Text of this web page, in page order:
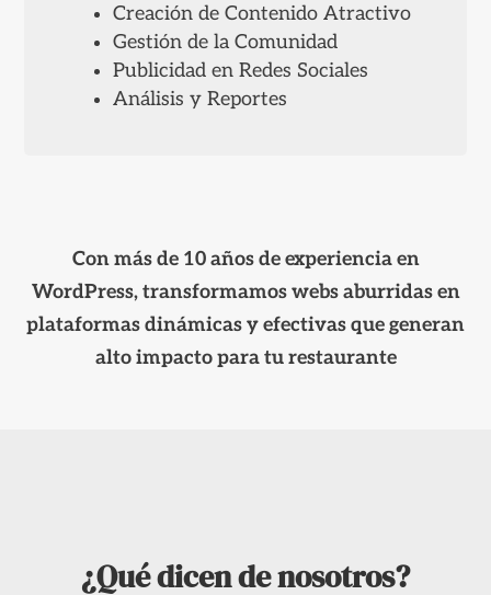
Creación de Contenido Atractivo
Gestión de la Comunidad
Publicidad en Redes Sociales
Análisis y Reportes
Con más de 10 años de experiencia en
WordPress, transformamos webs aburridas en
plataformas dinámicas y efectivas que generan
alto impacto para tu restaurante
¿Qué dicen de nosotros?